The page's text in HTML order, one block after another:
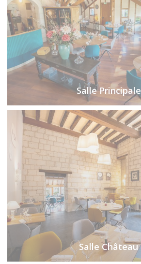
Salle Principale
Salle Château